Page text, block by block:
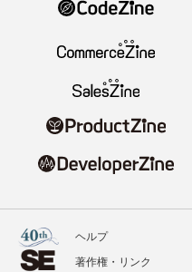
ヘルプ
著作権・リンク